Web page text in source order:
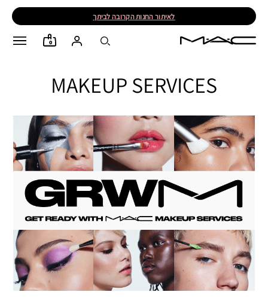
לאיתור החנות הקרובה לביתך
0
MAKEUP SERVICES